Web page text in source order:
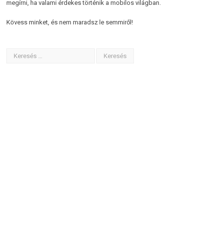
megírni, ha valami érdekes történik a mobilos világban.
Kövess minket, és nem maradsz le semmiről!